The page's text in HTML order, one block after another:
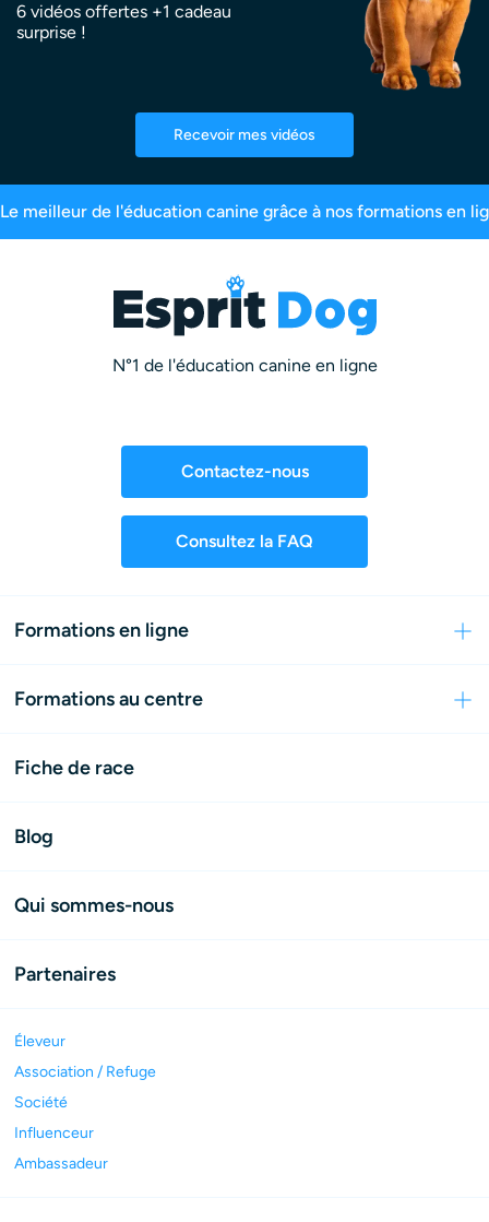
6 vidéos offertes +1 cadeau
surprise !
Recevoir mes vidéos
en ligne Plus de 200 000 maîtres inscrits
N°1 de l'éducation canine en ligne
Contactez-nous
Consultez la FAQ
Formations en ligne
Formations au centre
Fiche de race
Blog
Qui sommes-nous
Partenaires
Éleveur
Association / Refuge
Société
Influenceur
Ambassadeur